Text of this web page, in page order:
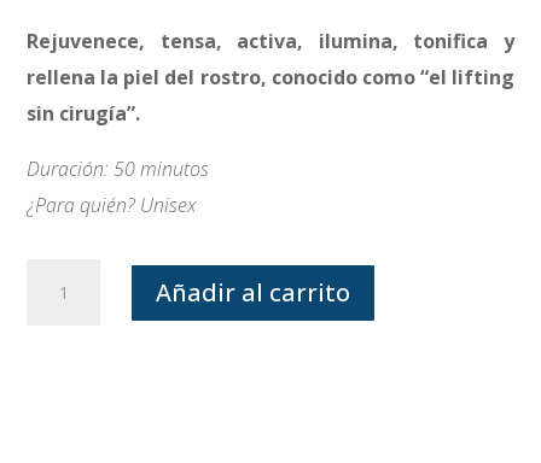
Rejuvenece, tensa, activa, ilumina, tonifica y
rellena la piel del rostro, conocido como “el lifting
sin cirugía”.
Duración: 50 minutos
¿Para quién? Unisex
Kobido
Añadir al carrito